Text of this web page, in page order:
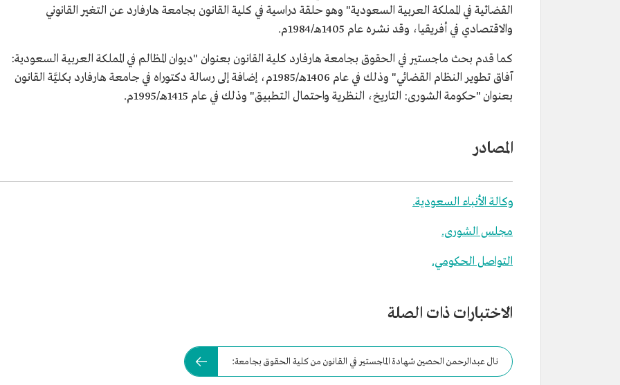
القضائية في المملكة العربية السعودية" وهو حلقة دراسية في كلية القانون بجامعة هارفارد عن التغير القانوني
والاقتصادي في أفريقيا، وقد نشره عام 1405هـ/1984م.
كما قدم بحث ماجستير في الحقوق بجامعة هارفارد كلية القانون بعنوان "ديوان المظالم في المملكة العربية السعودية:
آفاق تطوير النظام القضائي" وذلك في عام 1406هـ/1985م، إضافة إلى رسالة دكتوراه في جامعة هارفارد بكليَّة القانون
بعنوان "حكومة الشورى: التاريخ، النظرية واحتمال التطبيق" وذلك في عام 1415هـ/1995م.
المصادر
وكالة الأنباء السعودية.
مجلس الشورى.
التواصل الحكومي.
الاختبارات ذات الصلة
نال عبدالرحمن الحصين شهادة الماجستير في القانون من كلية الحقوق بجامعة: